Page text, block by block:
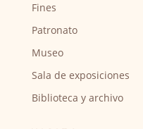
Fines
Patronato
Museo
Sala de exposiciones
Biblioteca y archivo